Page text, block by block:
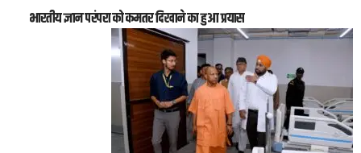
भारतीय ज्ञान परंपरा को कमतर दिखाने का हुआ प्रयास